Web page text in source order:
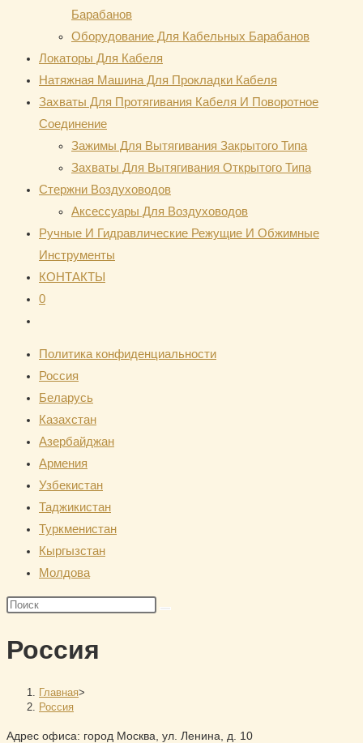
Барабанов
Оборудование Для Кабельных Барабанов
Локаторы Для Кабеля
Натяжная Mашина Для Прокладки Кабеля
Захваты Для Протягивания Кабеля И Поворотное
Соединение
Зажимы Для Вытягивания Закрытого Типа
Захваты Для Вытягивания Открытого Типа
Стержни Воздуховодов
Аксессуары Для Воздуховодов
Ручные И Гидравлические Режущие И Обжимные
Инструменты
КОНТАКТЫ
0
по
веб-
сайту
Политика конфиденциальности
Россия
Беларусь
Казахстан
Азербайджан
Армения
Узбекистан
Таджикистан
Туркменистан
Кыргызстан
Молдова
Поиск
сайте
Россия
Главная>
Россия
Адрес офиса: город Москва, ул. Ленина, д. 10